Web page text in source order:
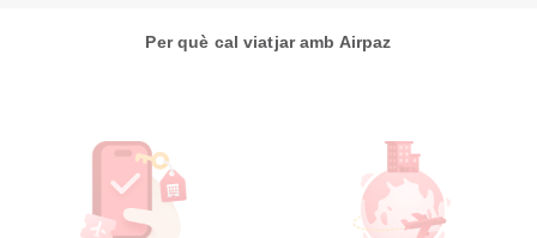
Per què cal viatjar amb Airpaz